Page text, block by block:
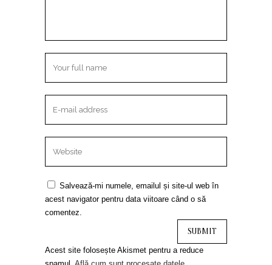
Salvează-mi numele, emailul și site-ul web în
acest navigator pentru data viitoare când o să
comentez.
Acest site folosește Akismet pentru a reduce